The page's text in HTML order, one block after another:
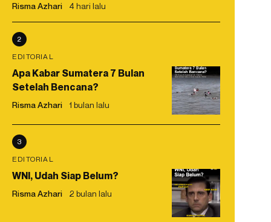
Risma Azhari 4 hari lalu
2
EDITORIAL
Apa Kabar Sumatera 7 Bulan
Setelah Bencana?
Risma Azhari 1 bulan lalu
3
EDITORIAL
WNI, Udah Siap Belum?
Risma Azhari 2 bulan lalu